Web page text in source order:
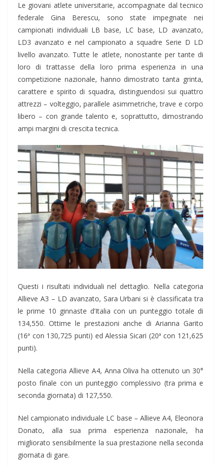
Le giovani atlete universitarie, accompagnate dal tecnico
federale Gina Berescu, sono state impegnate nei
campionati individuali LB base, LC base, LD avanzato,
LD3 avanzato e nel campionato a squadre Serie D LD
livello avanzato. Tutte le atlete, nonostante per tante di
loro di trattasse della loro prima esperienza in una
competizione nazionale, hanno dimostrato tanta grinta,
carattere e spirito di squadra, distinguendosi sui quattro
attrezzi – volteggio, parallele asimmetriche, trave e corpo
libero – con grande talento e, soprattutto, dimostrando
ampi margini di crescita tecnica.
Questi i risultati individuali nel dettaglio. Nella categoria
Allieve A3 – LD avanzato, Sara Urbani si è classificata tra
le prime 10 ginnaste d’Italia con un punteggio totale di
134,550. Ottime le prestazioni anche di Arianna Garito
(16ª con 130,725 punti) ed Alessia Sicari (20ª con 121,625
punti).
Nella categoria Allieve A4, Anna Oliva ha ottenuto un 30°
posto finale con un punteggio complessivo (tra prima e
seconda giornata) di 127,550.
Nel campionato individuale LC base – Allieve A4, Eleonora
Donato, alla sua prima esperienza nazionale, ha
migliorato sensibilmente la sua prestazione nella seconda
giornata di gare.